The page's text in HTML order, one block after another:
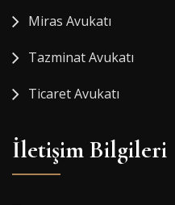
Miras Avukatı
Tazminat Avukatı
Ticaret Avukatı
İletişim Bilgileri